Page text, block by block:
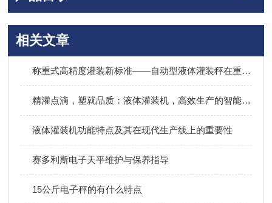
相关文章
称重式高精度灌装新标准——自动型液体灌装秤在重工业领域的应用
精灌点滴，塑就品质：液体灌装机，高效生产的智能引擎
液体灌装机功能特点及其在现代生产线上的重要性
赛多利斯电子天平维护与保养指导
15公斤电子秤的有什么特点